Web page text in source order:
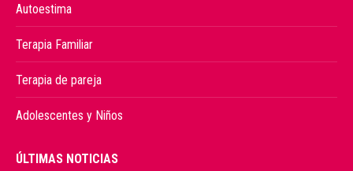
Autoestima
Terapia Familiar
Terapia de pareja
Adolescentes y Niños
ÚLTIMAS NOTICIAS